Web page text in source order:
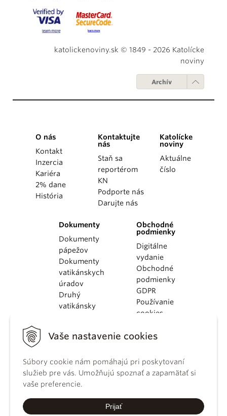
Vaše nastavenie cookies
Súbory cookie nám pomáhajú pri poskytovaní
služieb pre vás. Umožňujú spoznať a zapamätať si
vaše preferencie.
Prijať
katolickenoviny.sk © 1849 - 2026 Katolícke
noviny
Archív
O nás
Kontakt
Inzercia
Kariéra
2% dane
História
Kontaktujte
nás
Staň sa
reportérom
KN
Podporte nás
Darujte nás
Katolícke
noviny
Aktuálne
číslo
Dokumenty
Dokumenty
pápežov
Dokumenty
vatikánskych
úradov
Druhý
vatikánsky
KBS
kánonického
práva
Katechizmus
Obchodné
podmienky
Digitálne
vydanie
Obchodné
podmienky
GDPR
Používanie
cookies